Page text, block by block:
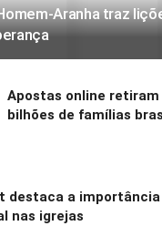
Aranha traz
Apostas online retiram
bilhões de famílias
destaca a importância
nas igrejas